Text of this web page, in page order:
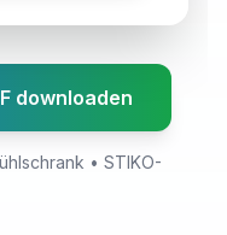
downloaden
• STIKO-